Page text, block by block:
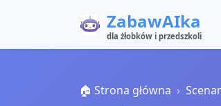
ZabawAIka
dla żłobków i przedszkoli
🏠 Strona główna